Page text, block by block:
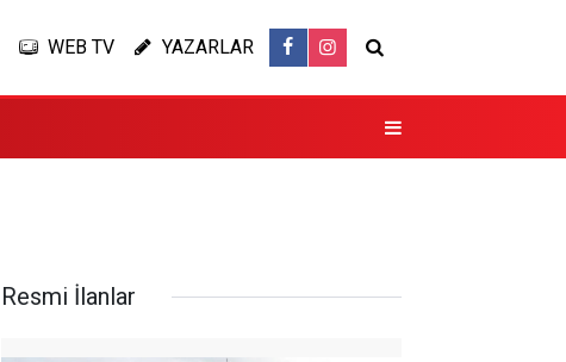
WEB TV YAZARLAR
Resmi İlanlar